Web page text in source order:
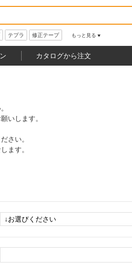
テプラ 修正テープ もっと見る
カタログから注文
いします。
さい。
ます。